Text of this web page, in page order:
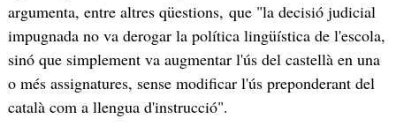
argumenta, entre altres qüestions, que "la decisió judicial
impugnada no va derogar la política lingüística de l'escola,
sinó que simplement va augmentar l'ús del castellà en una
o més assignatures, sense modificar l'ús preponderant del
català com a llengua d'instrucció".